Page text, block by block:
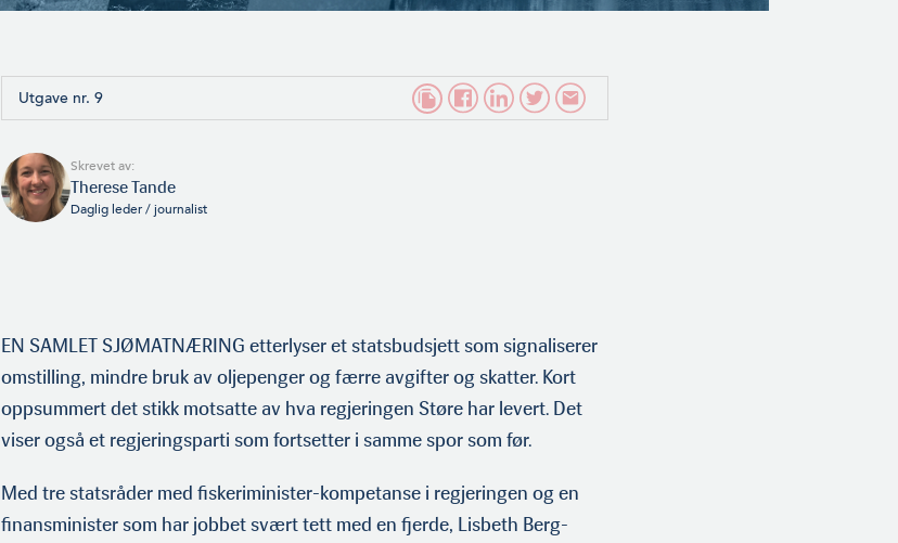
Utgave nr. 9
Skrevet av:
Therese Tande
Daglig leder / journalist
EN SAMLET SJØMATNÆRING etterlyser et statsbudsjett som signaliserer
omstilling, mindre bruk av oljepenger og færre avgifter og skatter. Kort
oppsummert det stikk motsatte av hva regjeringen Støre har levert. Det
viser også et regjeringsparti som fortsetter i samme spor som før.
Med tre statsråder med fiskeriminister-kompetanse i regjeringen og en
finansminister som har jobbet svært tett med en fjerde, Lisbeth Berg-